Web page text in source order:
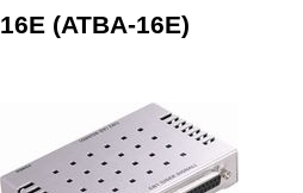
16E (ATBA-16E)